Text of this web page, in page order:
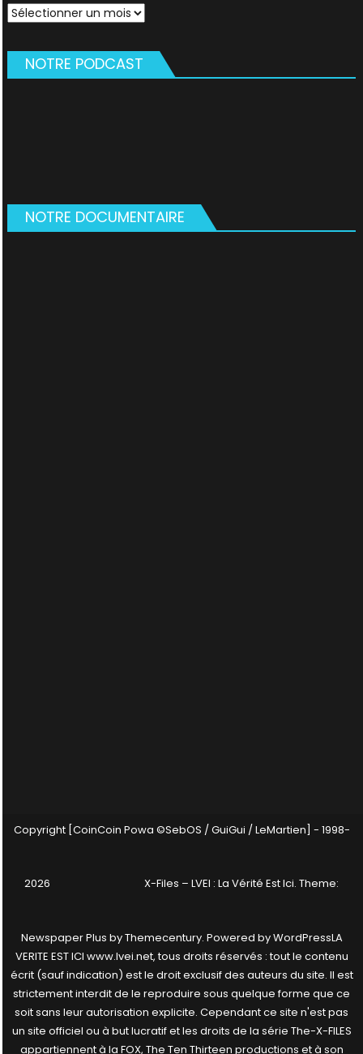
Archives
NOTRE PODCAST
NOTRE DOCUMENTAIRE
Copyright [CoinCoin Powa ©SebOS / GuiGui / LeMartien] - 1998-
2026 X-Files – LVEI : La Vérité Est Ici. Theme:
Newspaper Plus byThemecentury. Powered byWordPressLA
VERITE EST ICI www.lvei.net, tous droits réservés : tout le contenu
écrit (sauf indication) est le droit exclusif des auteurs du site. Il est
strictement interdit de le reproduire sous quelque forme que ce
soit sans leur autorisation explicite. Cependant ce site n'est pas
un site officiel ou à but lucratif et les droits de la série The-X-FILES
appartiennent à la FOX, The Ten Thirteen productions et à son